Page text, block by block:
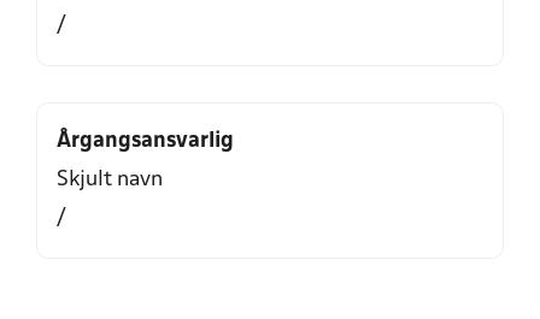
/
Årgangsansvarlig
Skjult navn
/